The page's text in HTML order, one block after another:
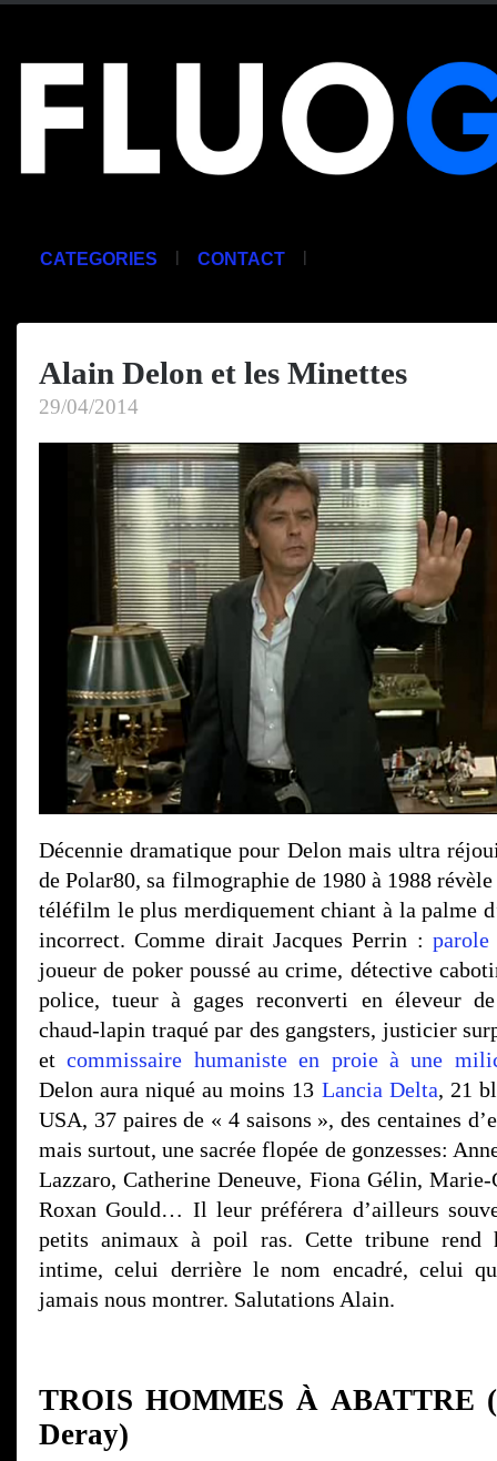
CATEGORIES | CONTACT |
Alain Delon et les Minettes
29/04/2014
Décennie dramatique pour Delon mais ultra
de Polar80, sa filmographie de 1980 à 1988
téléfilm le plus merdiquement chiant à la palme
incorrect. Comme dirait Jacques Perrin :
joueur de poker poussé au crime, détective
police, tueur à gages reconverti en éleveur
chaud-lapin traqué par des gangsters, justicier
etcommissaire humaniste en proie à une
Delon aura niqué au moins 13 Lancia Delta, 21
USA, 37 paires de « 4 saisons », des centaines
mais surtout, une sacrée flopée de gonzesses:
Lazzaro, Catherine Deneuve, Fiona Gélin,
Roxan Gould… Il leur préférera d’ailleurs
petits animaux à poil ras. Cette tribune rend
intime, celui derrière le nom encadré, celui
jamais nous montrer. Salutations Alain.
TROIS HOMMES À ABATTRE
Deray)